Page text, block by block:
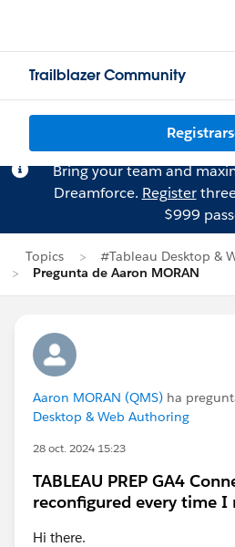
Trailblazer Community
Bring your team and
Dreamforce. Register
$999
Topics
#Tableau Desktop &
Pregunta de Aaron MORAN
Aaron MORAN (QMS) ha
Desktop & Web Authoring
28 oct. 2024 15:23
TABLEAU PREP GA4
reconfigured every time I
Hi there.